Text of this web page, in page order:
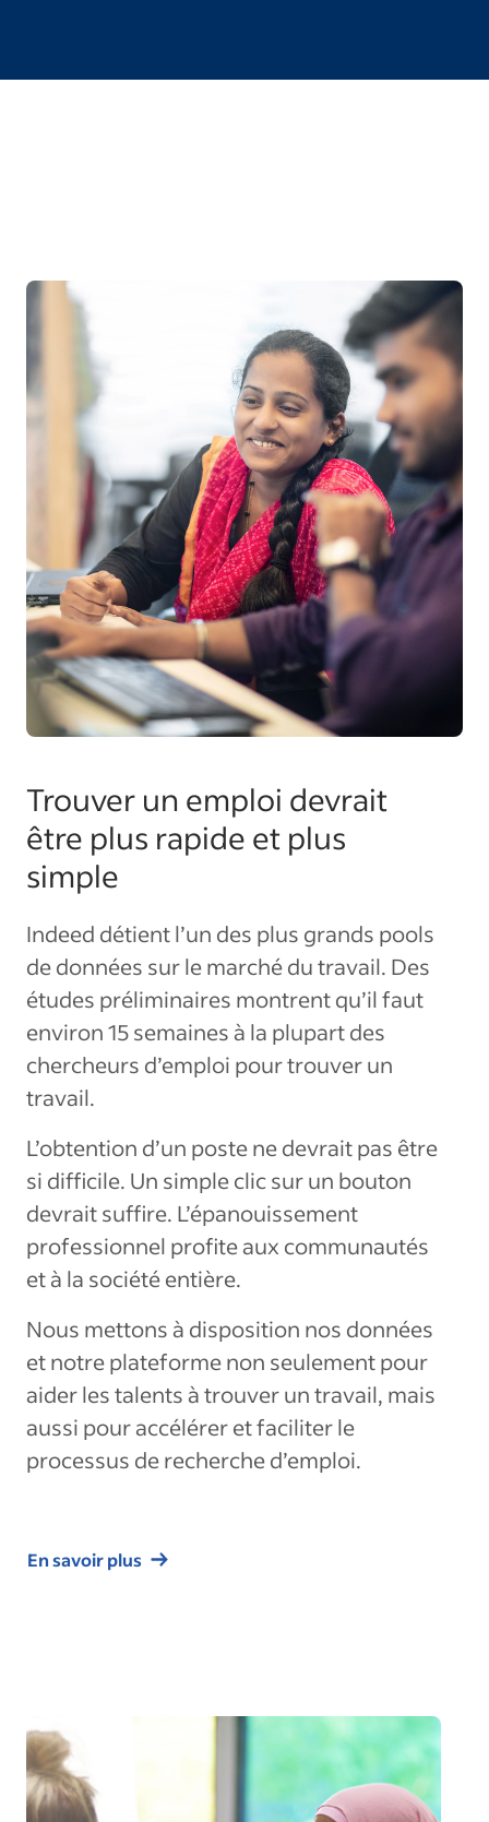
Trouver un emploi devrait
être plus rapide et plus
simple
Indeed détient l’un des plus grands pools
de données sur le marché du travail. Des
études préliminaires montrent qu’il faut
environ 15 semaines à la plupart des
chercheurs d’emploi pour trouver un
travail.
L’obtention d’un poste ne devrait pas être
si difficile. Un simple clic sur un bouton
devrait suffire. L’épanouissement
professionnel profite aux communautés
et à la société entière.
Nous mettons à disposition nos données
et notre plateforme non seulement pour
aider les talents à trouver un travail, mais
aussi pour accélérer et faciliter le
processus de recherche d’emploi.
En savoir plus